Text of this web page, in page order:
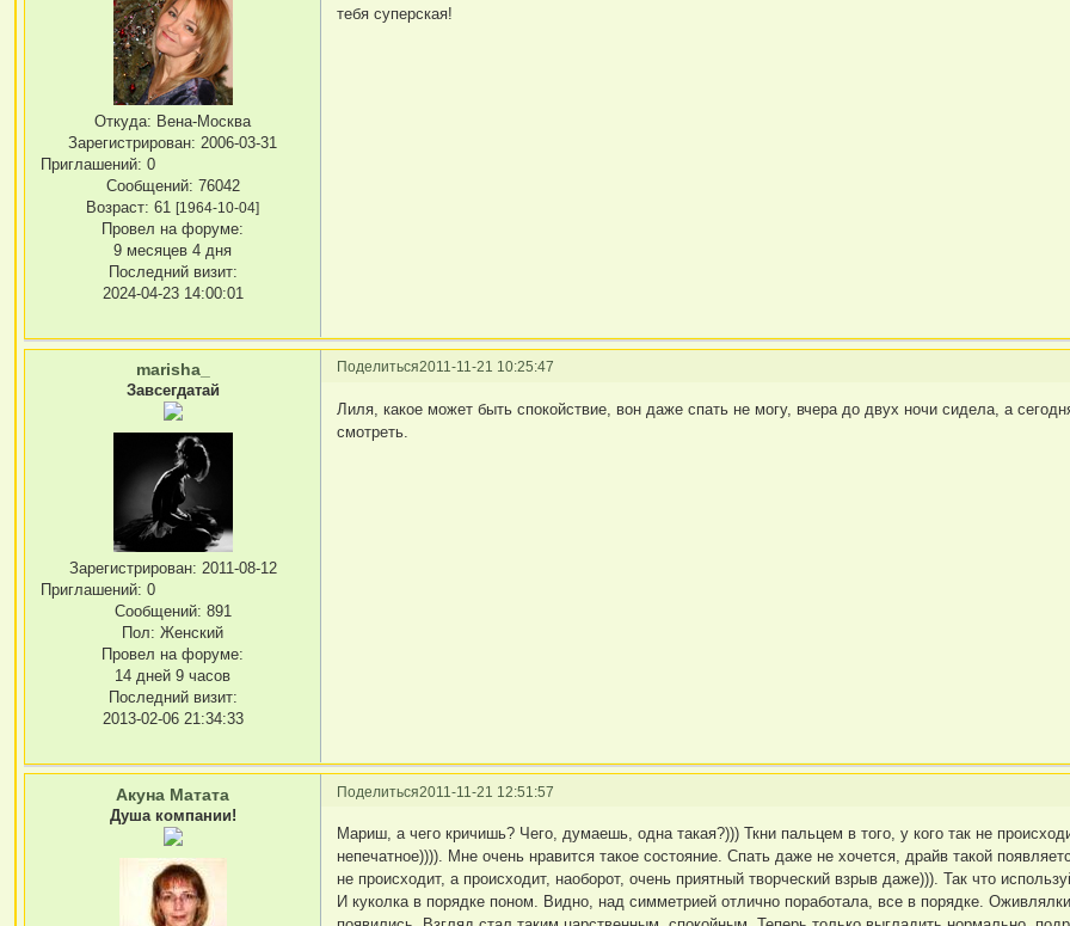
Откуда: Вена-Москва
Зарегистрирован: 2006-03-31
Приглашений: 0
Сообщений: 76042
Возраст: 61[1964-10-04]
Провел на форуме:
9 месяцев 4 дня
Последний визит:
2024-04-23 14:00:01
тебя суперская!
Поделиться2011-11-21 10:25:47
marisha_
Завсегдатай
Зарегистрирован: 2011-08-12
Приглашений: 0
Сообщений: 891
Пол: Женский
Провел на форуме:
14 дней 9 часов
Последний визит:
2013-02-06 21:34:33
Лиля, какое может быть спокойствие, вон даже спать не могу, вчера до двух ночи сидела, а
смотреть.
Поделиться2011-11-21 12:51:57
Акуна Матата
Душа компании!
Мариш, а чего кричишь? Чего, думаешь, одна такая?))) Ткни пальцем в того, у кого так не
непечатное)))). Мне очень нравится такое состояние. Спать даже не хочется, драйв такой
не происходит, а происходит, наоборот, очень приятный творческий взрыв даже))). Так что
И куколка в порядке поном. Видно, над симметрией отлично поработала, все в порядке.